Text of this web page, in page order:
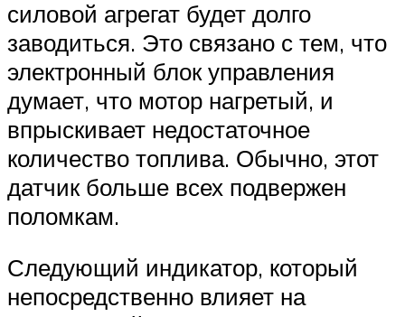
силовой агрегат будет долго
заводиться. Это связано с тем, что
электронный блок управления
думает, что мотор нагретый, и
впрыскивает недостаточное
количество топлива. Обычно, этот
датчик больше всех подвержен
поломкам.
Следующий индикатор, который
непосредственно влияет на